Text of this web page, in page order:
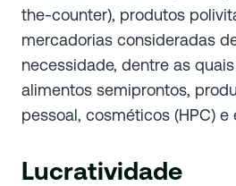
the-counter), produtos
mercadorias consideradas
necessidade, dentre as
alimentos semiprontos,
pessoal, cosméticos (HPC)
Lucratividade